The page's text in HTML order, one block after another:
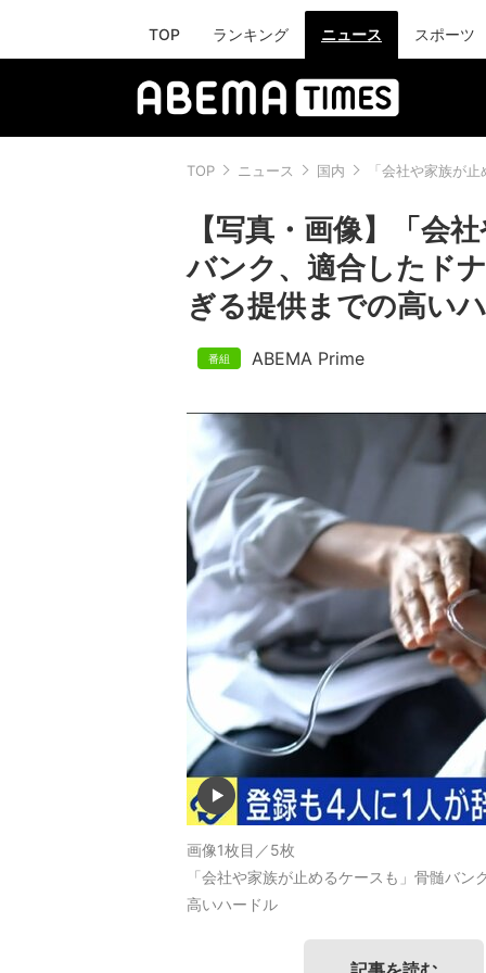
TOP ランキング ニュース スポーツ
TOP ニュース 国内 「会社や家族が
【写真・画像】「会
バンク、適合したド
ぎる提供までの高い
ABEMA Prime
画像1枚目／5枚
「会社や家族が止めるケースも」骨髄バ
高いハードル